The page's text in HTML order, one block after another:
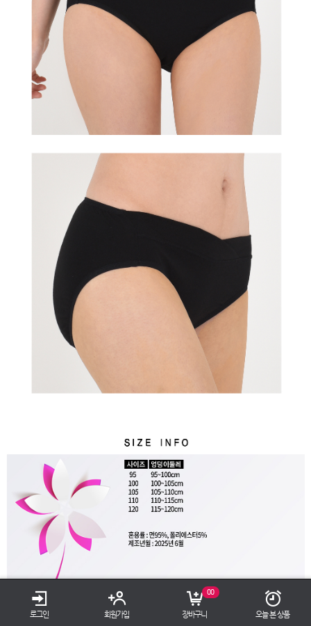
로그인 회원가입
00
장바구니 오늘 본 상품